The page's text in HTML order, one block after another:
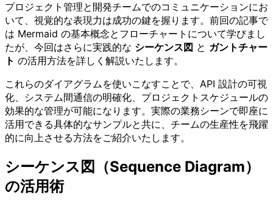
プロジェクト管理と開発チームでのコミュニケーションにお
いて、視覚的な表現力は成功の鍵を握ります。前回の記事で
は Mermaid の基本概念とフローチャートについて学びまし
たが、今回はさらに実践的な シーケンス図 と ガントチャー
ト の活用方法を詳しく解説いたします。
これらのダイアグラムを使いこなすことで、API 設計の可視
化、システム間通信の明確化、プロジェクトスケジュールの
効果的な管理が可能になります。実際の業務シーンで即座に
活用できる具体的なサンプルと共に、チームの生産性を飛躍
的に向上させる方法をご紹介いたします。
シーケンス図（Sequence Diagram）
の活用術